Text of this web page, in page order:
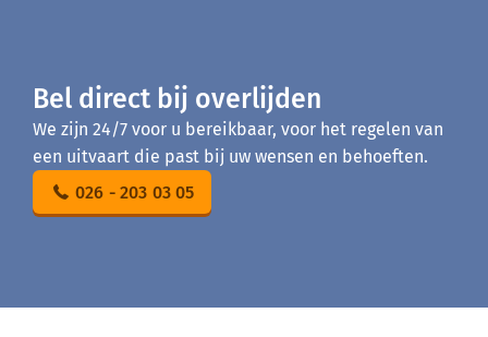
Bel direct bij overlijden
We zijn 24/7 voor u bereikbaar, voor het regelen van
een uitvaart die past bij uw wensen en behoeften.
026 - 203 03 05